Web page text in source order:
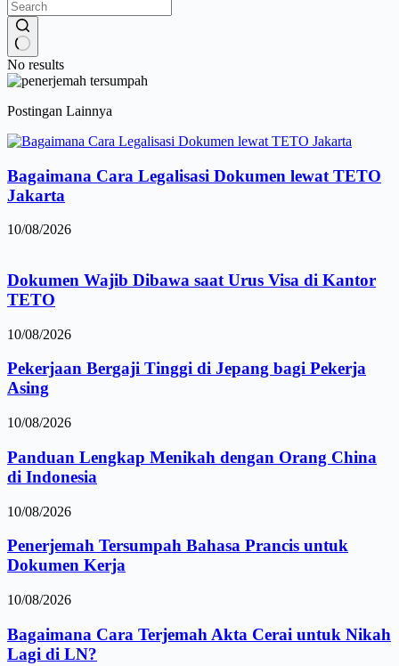
No results
Postingan Lainnya
Bagaimana Cara Legalisasi Dokumen lewat TETO
Jakarta
10/08/2026
Dokumen Wajib Dibawa saat Urus Visa di Kantor
TETO
10/08/2026
Pekerjaan Bergaji Tinggi di Jepang bagi Pekerja
Asing
10/08/2026
Panduan Lengkap Menikah dengan Orang China
di Indonesia
10/08/2026
Penerjemah Tersumpah Bahasa Prancis untuk
Dokumen Kerja
10/08/2026
Bagaimana Cara Terjemah Akta Cerai untuk Nikah
Lagi di LN?